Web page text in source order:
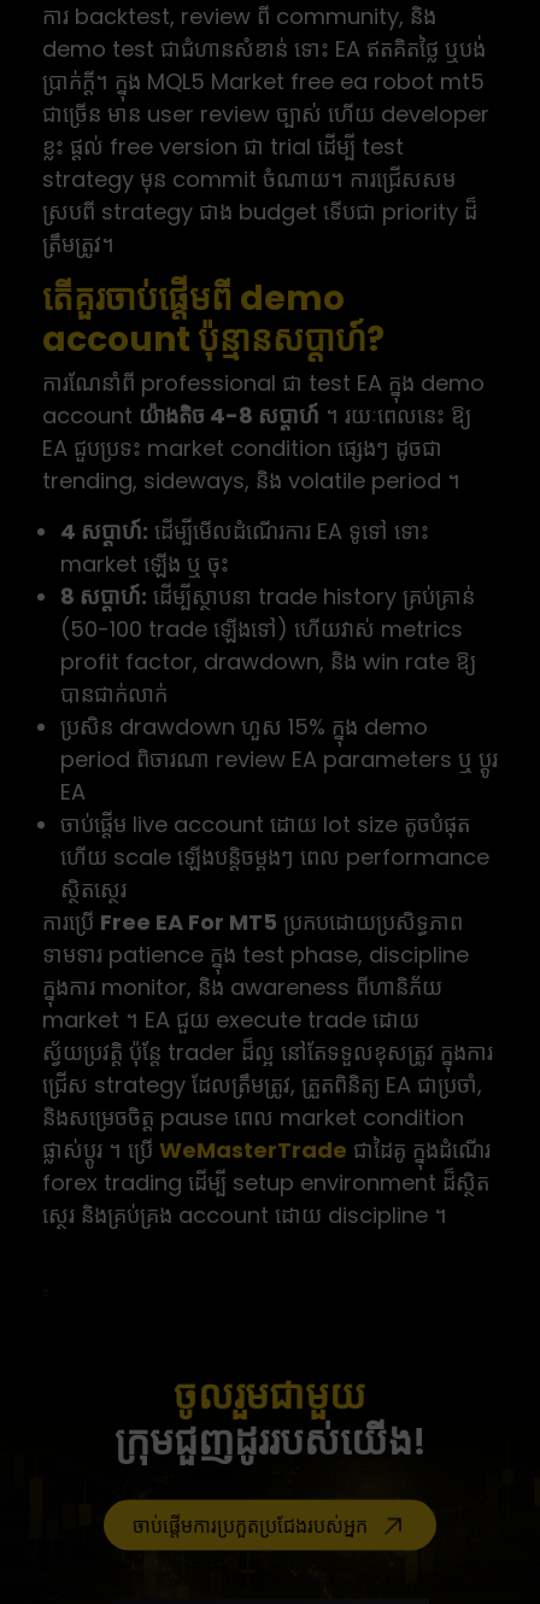
ការ backtest, review ពី community, និង
demo test ជាជំហានសំខាន់ ទោះ EA ឥតគិតថ្លៃ ឬបង់
ប្រាក់ក្ដី។ ក្នុង MQL5 Market free ea robot mt5
ជាច្រើន មាន user review ច្បាស់ ហើយ developer
ខ្លះ ផ្ដល់ free version ជា trial ដើម្បី test
strategy មុន commit ចំណាយ។ ការជ្រើសសម
ស្របពី strategy ជាង budget ទើបជា priority ដ៏
ត្រឹមត្រូវ។
តើគួរចាប់ផ្តើមពី demo
account ប៉ុន្មានសប្ដាហ៍?
ការណែនាំពី professional ជា test EA ក្នុង demo
account យ៉ាងតិច 4-8 សប្ដាហ៍ ។ រយៈពេលនេះ ឱ្យ
EA ជួបប្រទះ market condition ផ្សេងៗ ដូចជា
trending, sideways, និង volatile period ។
4 សប្ដាហ៍: ដើម្បីមើលដំណើរការ EA ទូទៅ ទោះ
market ឡើង ឬ ចុះ
8 សប្ដាហ៍: ដើម្បីស្ថាបនា trade history គ្រប់គ្រាន់
(50-100 trade ឡើងទៅ) ហើយវាស់ metrics
profit factor, drawdown, និង win rate ឱ្យ
បានជាក់លាក់
ប្រសិន drawdown ហួស 15% ក្នុង demo
period ពិចារណា review EA parameters ឬ ប្ដូរ
EA
ចាប់ផ្ដើម live account ដោយ lot size តូចបំផុត
ហើយ scale ឡើងបន្តិចម្ដងៗ ពេល performance
ស្ថិតស្ថេរ
ការប្រើ Free EA For MT5 ប្រកបដោយប្រសិទ្ធភាព
ទាមទារ patience ក្នុង test phase, discipline
ក្នុងការ monitor, និង awareness ពីហានិភ័យ
market ។ EA ជួយ execute trade ដោយ
ស្វ័យប្រវត្តិ ប៉ុន្តែ trader ដ៏ល្អ នៅតែទទួលខុសត្រូវ ក្នុងការ
ជ្រើស strategy ដែលត្រឹមត្រូវ, ត្រួតពិនិត្យ EA ជាប្រចាំ,
និងសម្រេចចិត្ត pause ពេល market condition
ផ្លាស់ប្ដូរ ។ ប្រើ WeMasterTrade ជាដៃគូ ក្នុងដំណើរ
forex trading ដើម្បី setup environment ដ៏ស្ថិត
ស្ថេរ និងគ្រប់គ្រង account ដោយ discipline ។
ចូលរួមជាមួយ
ក្រុមជួញដូររបស់យើង!
ចាប់ផ្តើមការប្រកួតប្រជែងរបស់អ្នក